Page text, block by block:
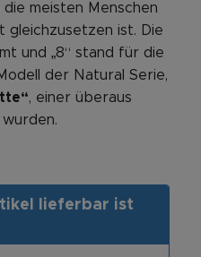
meisten Menschen
gleichzusetzen ist. Die
und „8“ stand für die
der Natural Serie,
, einer überaus
lieferbar ist